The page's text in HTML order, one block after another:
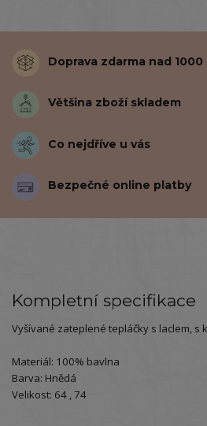
Doprava zdarma nad 1000
Většina zboží skladem
Co nejdříve u vás
Bezpečné online platby
Kompletní specifikace
Vyšívané zateplené tepláčky s laclem, s
Materiál: 100% bavlna
Barva: Hnědá
Velikost: 64 , 74